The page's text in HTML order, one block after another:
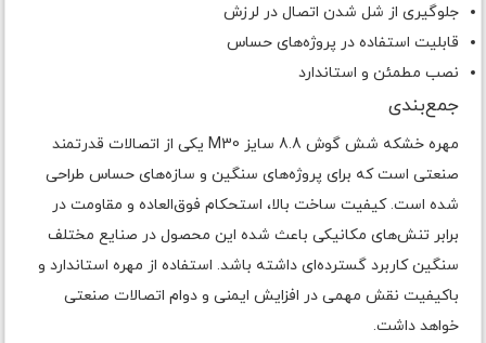
جلوگیری از شل شدن اتصال در لرزش
قابلیت استفاده در پروژه‌های حساس
نصب مطمئن و استاندارد
جمع‌بندی
مهره خشکه شش گوش 8.8 سایز M30 یکی از اتصالات قدرتمند
صنعتی است که برای پروژه‌های سنگین و سازه‌های حساس طراحی
شده است. کیفیت ساخت بالا، استحکام فوق‌العاده و مقاومت در
برابر تنش‌های مکانیکی باعث شده این محصول در صنایع مختلف
سنگین کاربرد گسترده‌ای داشته باشد. استفاده از مهره استاندارد و
باکیفیت نقش مهمی در افزایش ایمنی و دوام اتصالات صنعتی
خواهد داشت.